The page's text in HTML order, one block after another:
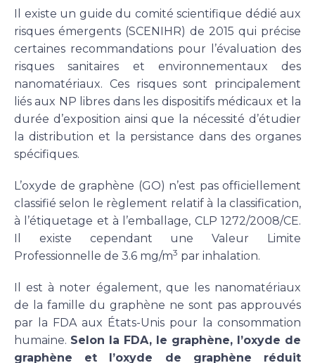
Il existe un guide du comité scientifique dédié aux
risques émergents (SCENIHR) de 2015 qui précise
certaines recommandations pour l’évaluation des
risques sanitaires et environnementaux des
nanomatériaux. Ces risques sont principalement
liés aux NP libres dans les dispositifs médicaux et la
durée d’exposition ainsi que la nécessité d’étudier
la distribution et la persistance dans des organes
spécifiques.
L’oxyde de graphène (GO) n’est pas officiellement
classifié selon le règlement relatif à la classification,
à l’étiquetage et à l’emballage, CLP 1272/2008/CE.
Il existe cependant une Valeur Limite
Professionnelle de 3.6 mg/m3 par inhalation.
Il est à noter également, que les nanomatériaux
de la famille du graphène ne sont pas approuvés
par la FDA aux États-Unis pour la consommation
humaine. Selon la FDA, le graphène, l’oxyde de
graphène et l’oxyde de graphène réduit